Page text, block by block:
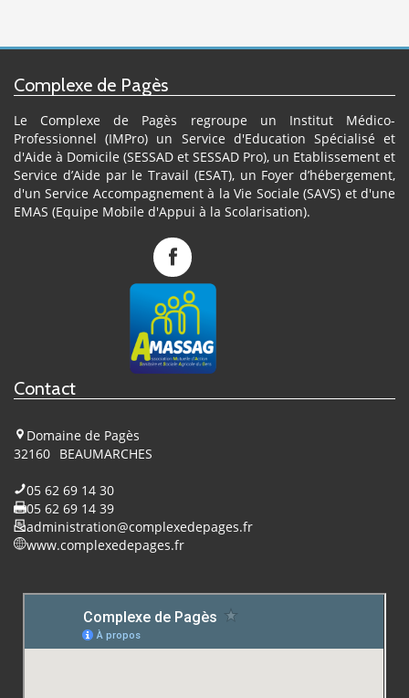
Complexe de Pagès
Le Complexe de Pagès regroupe un Institut Médico-
Professionnel (IMPro) un Service d'Education Spécialisé et
d'Aide à Domicile (SESSAD et SESSAD Pro), un Etablissement et
Service d’Aide par le Travail (ESAT), un Foyer d’hébergement,
d'un Service Accompagnement à la Vie Sociale (SAVS) et d'une
EMAS (Equipe Mobile d'Appui à la Scolarisation).
Complexe
Pagès
sur
Contact
Domaine de Pagès
32160 BEAUMARCHES
05 62 69 14 30
05 62 69 14 39
administration@complexedepages.fr
www.complexedepages.fr